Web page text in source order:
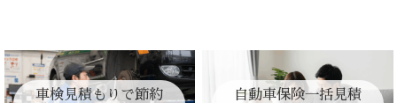
車検見積もりで節約
自動車保険一括見積